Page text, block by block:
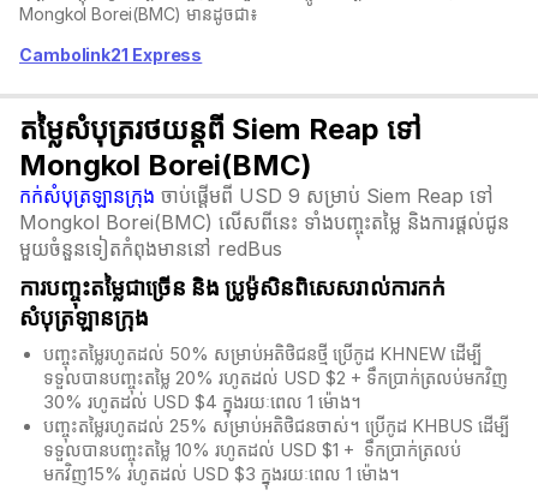
Mongkol Borei(BMC) មានដូចជា៖
Cambolink21 Express
តម្លៃសំបុត្ររថយន្តពី Siem Reap ទៅ
Mongkol Borei(BMC)
កក់សំបុត្រឡានក្រុង ចាប់ផ្តើមពី USD 9 សម្រាប់ Siem Reap ទៅ
Mongkol Borei(BMC) លើសពីនេះ ទាំងបញ្ចុះតម្លៃ និងការផ្តល់ជូន
មួយចំនួនទៀតកំពុងមាននៅ redBus
ការបញ្ចុះតម្លៃជាច្រើន និង​ ប្រូម៉ូសិនពិសេសរាល់ការកក់
សំបុត្រឡានក្រុង
បញ្ចុះតម្លៃរហូតដល់ 50% សម្រាប់អតិថិជនថ្មី ប្រើកូដ KHNEW ដើម្បី
ទទួលបានបញ្ចុះតម្លៃ 20% រហូតដល់ USD $2 + ទឹកប្រាក់ត្រលប់មកវិញ
30% រហូតដល់ USD $4 ក្នុងរយៈពេល 1 ម៉ោង។
បញ្ចុះតម្លៃរហូតដល់ 25% សម្រាប់អតិថិជនចាស់។ ប្រើកូដ KHBUS ដើម្បី
ទទួលបានបញ្ចុះតម្លៃ 10% រហូតដល់ USD $1 + ទឹកប្រាក់ត្រលប់
មកវិញ15% រហូតដល់ USD $3 ក្នុងរយៈពេល 1 ម៉ោង។